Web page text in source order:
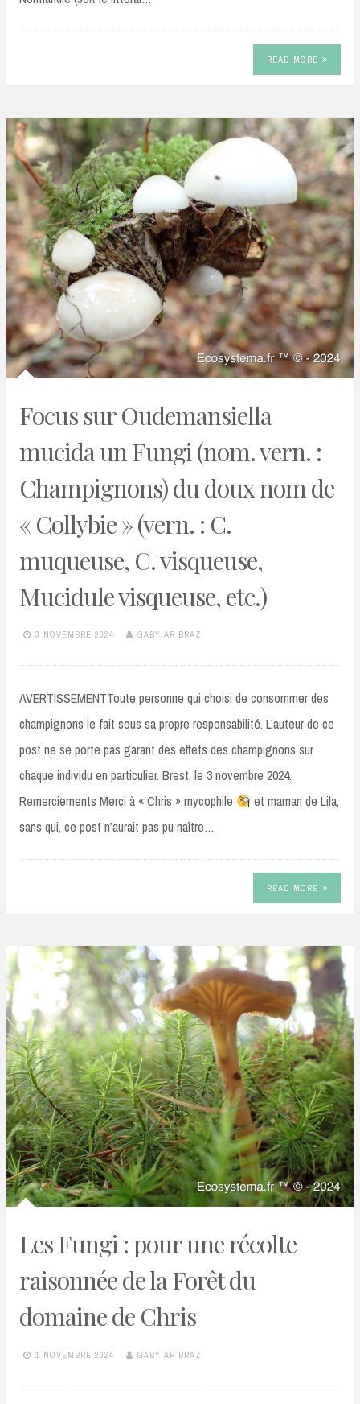
READ MORE
Focus sur Oudemansiella
mucida un Fungi (nom. vern. :
Champignons) du doux nom de
« Collybie » (vern. : C.
muqueuse, C. visqueuse,
Mucidule visqueuse, etc.)
3 NOVEMBRE 2024 GABY AR BRAZ
AVERTISSEMENTToute personne qui choisi de consommer des
champignons le fait sous sa propre responsabilité. L’auteur de ce
post ne se porte pas garant des effets des champignons sur
chaque individu en particulier. Brest, le 3 novembre 2024.
Remerciements Merci à « Chris » mycophile
et maman de Lila,
sans qui, ce post n’aurait pas pu naître…
READ MORE
Les Fungi : pour une récolte
raisonnée de la Forêt du
domaine de Chris
1 NOVEMBRE 2024 GABY AR BRAZ